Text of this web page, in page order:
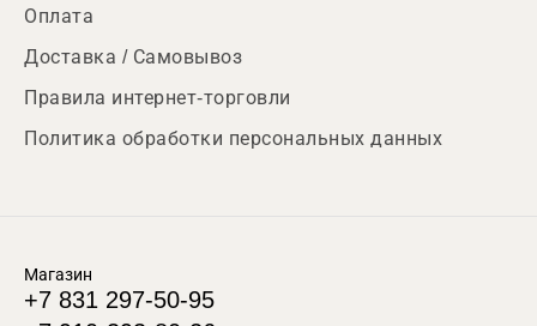
Оплата
Доставка / Самовывоз
Правила интернет-торговли
Политика обработки персональных данных
Магазин
+7 831 297-50-95